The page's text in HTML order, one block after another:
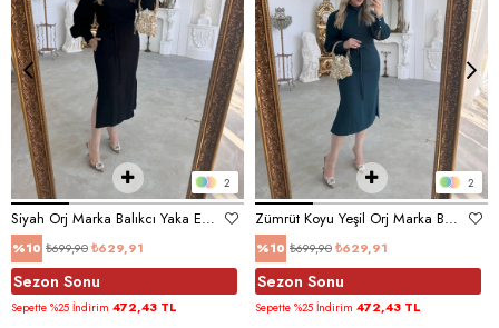
2
Siyah Orj Marka Balıkcı Yaka Elbise
%10 ₺629,91
₺699,90
Sezon Sonu
Sepette %25 İndirim 472,43 TL
2
Zümrüt Koyu Yeşil Orj Marka Balıkcı Yaka Elbise
%10 ₺629,91
₺699,90
Sezon Sonu
Sepette %25 İndirim 472,43 TL